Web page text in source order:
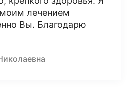
лечением
Вы. Благодарю